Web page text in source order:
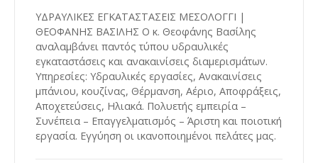
ΥΔΡΑΥΛΙΚΕΣ ΕΓΚΑΤΑΣΤΑΣΕΙΣ ΜΕΣΟΛΟΓΓΙ |
ΘΕΟΦΑΝΗΣ ΒΑΣΙΛΗΣ Ο κ. Θεοφάνης Βασίλης
αναλαμβάνει παντός τύπου υδραυλικές
εγκαταστάσεις και ανακαινίσεις διαμερισμάτων.
Υπηρεσίες: Υδραυλικές εργασίες, Ανακαινίσεις
μπάνιου, κουζίνας, Θέρμανση, Αέριο, Αποφράξεις,
Αποχετεύσεις, Ηλιακά. Πολυετής εμπειρία –
Συνέπεια – Επαγγελματισμός – Άριστη και ποιοτική
εργασία. Εγγύηση οι ικανοποιημένοι πελάτες μας.